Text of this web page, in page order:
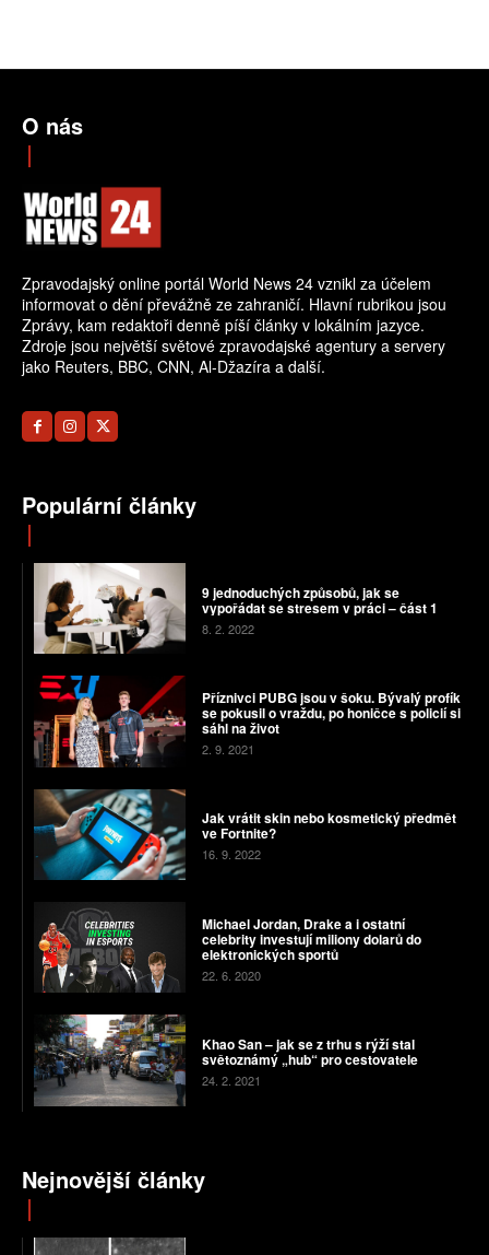
O nás
Zpravodajský online portál World News 24 vznikl za účelem
informovat o dění převážně ze zahraničí. Hlavní rubrikou jsou
Zprávy, kam redaktoři denně píší články v lokálním jazyce.
Zdroje jsou největší světové zpravodajské agentury a servery
jako Reuters, BBC, CNN, Al-Džazíra a další.
Populární články
9 jednoduchých způsobů, jak se
vypořádat se stresem v práci – část 1
8. 2. 2022
Příznivci PUBG jsou v šoku. Bývalý profík
se pokusil o vraždu, po honičce s policií si
sáhl na život
2. 9. 2021
Jak vrátit skin nebo kosmetický předmět
ve Fortnite?
16. 9. 2022
Michael Jordan, Drake a i ostatní
celebrity investují miliony dolarů do
elektronických sportů
22. 6. 2020
Khao San – jak se z trhu s rýží stal
světoznámý „hub“ pro cestovatele
24. 2. 2021
Nejnovější články